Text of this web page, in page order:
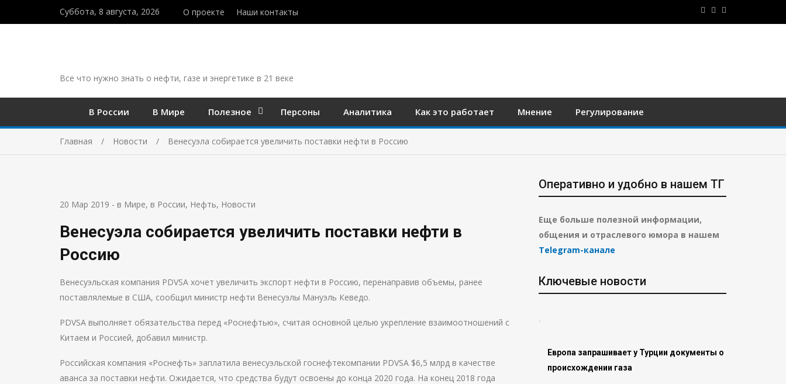
Суббота, 8 августа, 2026 О проекте Наши контакты
Все что нужно знать о нефти, газе и энергетике в 21 веке
В России В Мире Полезное Персоны Аналитика Как это работает Мнение Регулирование
Главная Новости Венесуэла собирается увеличить поставки нефти в Россию
20 Мар 2019 - в Мире, в России, Нефть, Новости
Венесуэла собирается увеличить поставки нефти в
Россию
Венесуэльская компания PDVSA хочет увеличить экспорт нефти в Россию, перенаправив объемы, ранее
поставлялемые в США, сообщил министр нефти Венесуэлы Мануэль Кеведо.
PDVSA выполняет обязательства перед «Роснефтью», считая основной целью укрепление взаимоотношений с
Китаем и Россией, добавил министр.
Российская компания «Роснефть» заплатила венесуэльской госнефтекомпании PDVSA $6,5 млрд в качестве
аванса за поставки нефти. Ожидается, что средства будут освоены до конца 2020 года. На конец 2018 года
Оперативно и удобно в нашем ТГ
Еще больше полезной информации,
общения и отраслевого юмора в нашем
Telegram-канале
Ключевые новости
Европа запрашивает у Турции документы о
происхождении газа